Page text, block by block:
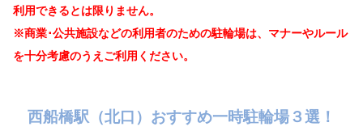
利用できるとは限りません。
※商業･公共施設などの利用者のための駐輪場は、マナーやルール
を十分考慮のうえご利用ください。
西船橋駅（北口）おすすめ一時駐輪場３選！